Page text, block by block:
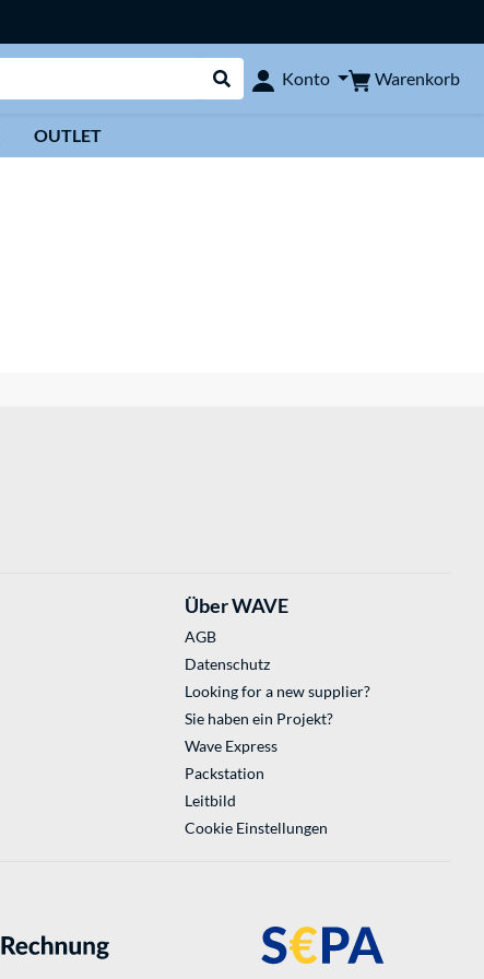
Suche durchführen
Konto Warenkorb
OUTLET
Über WAVE
AGB
Datenschutz
Looking for a new supplier?
Sie haben ein Projekt?
Wave Express
Packstation
Leitbild
Cookie Einstellungen